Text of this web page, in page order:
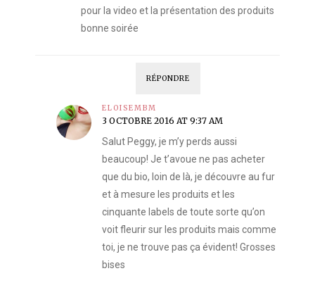
pour la video et la présentation des produits
bonne soirée
RÉPONDRE
ELOISEMBM
3 OCTOBRE 2016 AT 9:37 AM
Salut Peggy, je m’y perds aussi
beaucoup! Je t’avoue ne pas acheter
que du bio, loin de là, je découvre au fur
et à mesure les produits et les
cinquante labels de toute sorte qu’on
voit fleurir sur les produits mais comme
toi, je ne trouve pas ça évident! Grosses
bises